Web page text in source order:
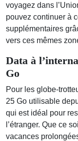
voyagez dans
pouvez continuer à
supplémentaires
vers ces mêmes
Data à
Go
Pour les globe-
25 Go utilisable
qui est idéal pour
l’étranger. Que ce
vacances